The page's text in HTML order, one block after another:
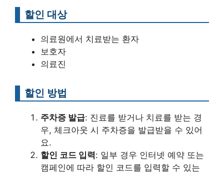
할인 대상
의료원에서 치료받는 환자
보호자
의료진
할인 방법
주차증 발급: 진료를 받거나 치료를 받는 경
우, 체크아웃 시 주차증을 발급받을 수 있어
요.
할인 코드 입력: 일부 경우 인터넷 예약 또는
캠페인에 따라 할인 코드를 입력할 수 있는